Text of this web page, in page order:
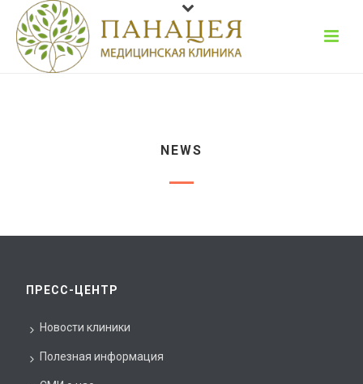
NEWS
ПРЕСС-ЦЕНТР
Новости клиники
Полезная информация